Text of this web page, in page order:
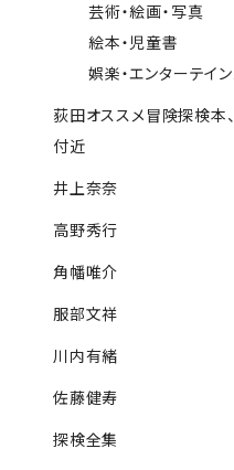
芸術・絵画・写真
絵本・児童書
娯楽・エンターテイン
荻田オススメ冒険探検本
付近
井上奈奈
高野秀行
角幡唯介
服部文祥
川内有緒
佐藤健寿
探検全集